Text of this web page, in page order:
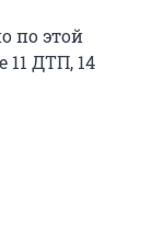
по этой
ДТП, 14